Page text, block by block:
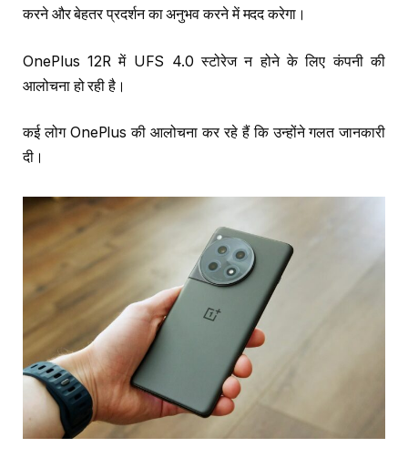
करने और बेहतर प्रदर्शन का अनुभव करने में मदद करेगा।
OnePlus 12R में UFS 4.0 स्टोरेज न होने के लिए कंपनी की
आलोचना हो रही है।
कई लोग OnePlus की आलोचना कर रहे हैं कि उन्होंने गलत जानकारी
दी।